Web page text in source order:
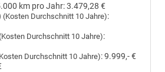
km pro Jahr:3.479,28 €
(Kosten Durchschnitt 10 Jahre):
Durchschnitt 10 Jahre):
Durchschnitt 10 Jahre):9.999,- €